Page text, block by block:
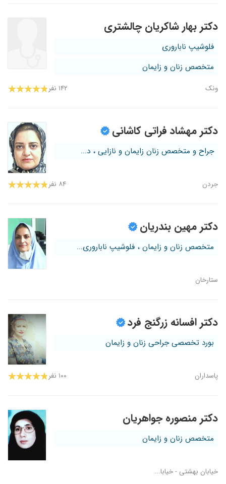
دکتر بهار شاکریان چالشتری
فلوشیپ ناباروری
متخصص زنان و زایمان
ونک ۱۴۲ نفر
دکتر مهشاد فراتی کاشانی
جراح و متخصص زنان زایمان و نازایی ، د...
جردن ۸۴ نفر
دکتر مهین بندریان
متخصص زنان و زایمان ، فلوشیپ ناباروری...
ستارخان
دکتر افسانه زرگنج فرد
بورد تخصصی جراحی زنان و زایمان
پاسداران ۱۰۰ نفر
دکتر منصوره جواهریان
متخصص زنان و زایمان
خیابان بهشتی - خیابا...